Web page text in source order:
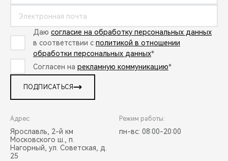
Даю согласие на обработку персональных данных
в соответствии с политикой в отношении
обработки персональных данных*
Согласен на рекламную коммуникацию*
ПОДПИСАТЬСЯ
Адрес:
Ярославль, 2-й км
Московского ш., п.
Нагорный, ул. Советская, д.
25
Режим работы:
пн-вс: 08:00-20:00